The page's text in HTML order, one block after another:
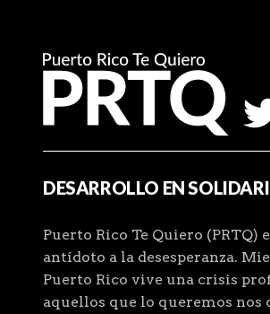
DESARROLLO EN
Puerto Rico Te Quiero (PRTQ)
antídoto a la desesperanza.
Puerto Rico vive una crisis
aquellos que lo queremos nos